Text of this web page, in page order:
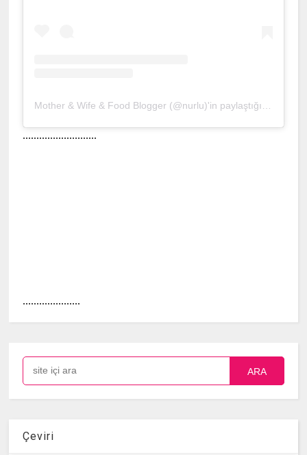
Mother & Wife & Food Blogger (@nurlu)'in paylaştığı bir gönderi
...........................
.....................
ARA
Çeviri